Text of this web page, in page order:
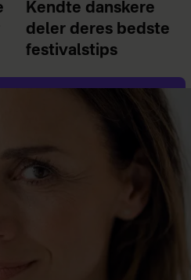
Kendte danskere
deler deres bedste
festivalstips